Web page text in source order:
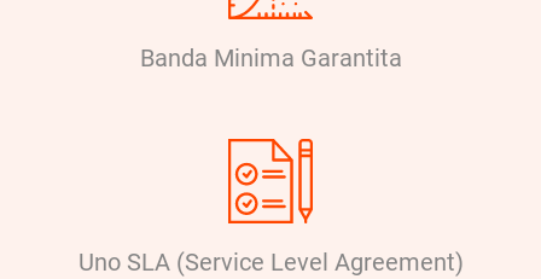
Banda Minima Garantita
Uno SLA (Service Level Agreement)